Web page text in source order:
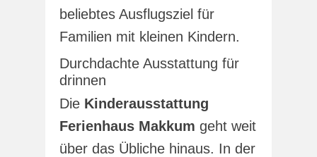
beliebtes Ausflugsziel für
Familien mit kleinen Kindern.
Durchdachte Ausstattung für
drinnen
Die Kinderausstattung
Ferienhaus Makkum geht weit
über das Übliche hinaus. In der